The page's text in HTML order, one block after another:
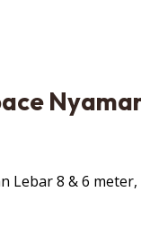
8 & 6 meter,